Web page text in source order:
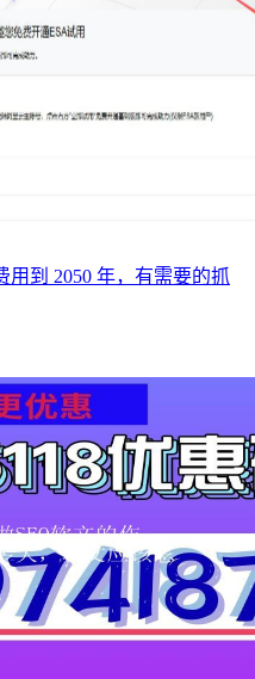
用到 2050 年，有需要的抓